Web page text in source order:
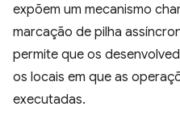
expõem um mecanismo
marcação de pilha
permite que os
os locais em que as
executadas.